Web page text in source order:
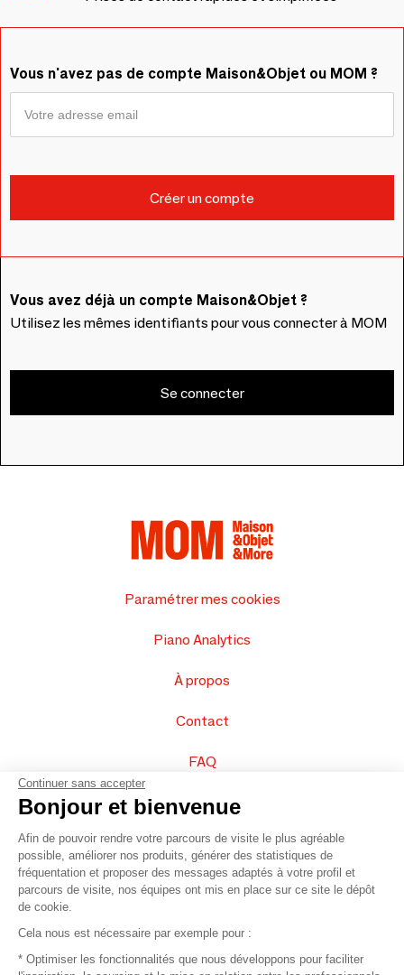
Vous n'avez pas de compte Maison&Objet ou MOM ?
Vous avez déjà un compte Maison&Objet ?
Utilisez les mêmes identifiants pour vous connecter à MOM
Se connecter
Paramétrer mes cookies
Piano Analytics
À propos
Contact
FAQ
Vendez vos produits
Plan du site
© 2016 –Organisation SAFI
Recrutement
Continuer sans accepter
Bonjour et bienvenue
Afin de pouvoir rendre votre parcours de visite le plus agréable
possible, améliorer nos produits, générer des statistiques de
fréquentation et proposer des messages adaptés à votre profil et
parcours de visite, nos équipes ont mis en place sur ce site le dépôt
de cookie.
Cela nous est nécessaire par exemple pour :
* Optimiser les fonctionnalités que nous développons pour faciliter